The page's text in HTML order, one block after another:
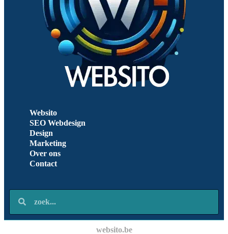
Websito
SEO Webdesign
Design
Marketing
Over ons
Contact
websito.be